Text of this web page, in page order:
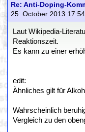
Re: Anti-Doping-
25. October 2013 17:54
Laut Wikipedia-
Reaktionszeit.
Es kann zu einer
edit:
Ähnliches gilt für
Wahrscheinlich
Vergleich zu den